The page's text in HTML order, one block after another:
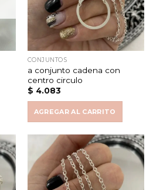
CONJUNTOS
a conjunto cadena con
centro circulo
$ 4.083
AGREGAR AL CARRITO